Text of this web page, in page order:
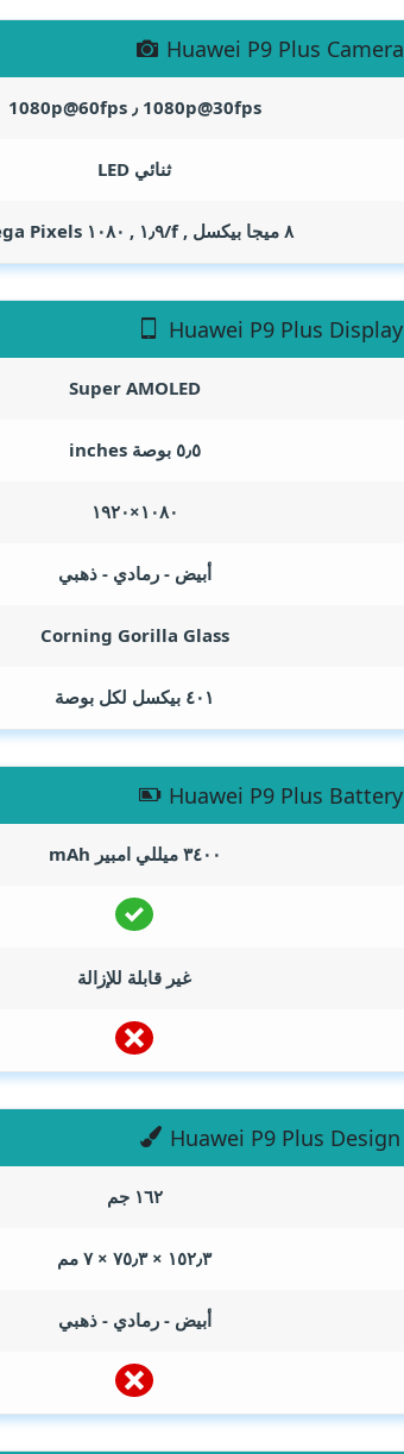
Huawei P9 Plus Camera
1080p@30fps ٫ 1080p@60fps
ثنائي LED
٨ ميجا بيكسل , f/١٫٩ , ١٠٨٠ Pixels
Huawei P9 Plus Display
Super AMOLED
٥٫٥ بوصة inches
١٠٨٠×١٩٢٠
أبيض - رمادي - ذهبي
Corning Gorilla Glass
٤٠١ بيكسل لكل بوصة
Huawei P9 Plus Battery
٣٤٠٠ ميللي امبير mAh
غير قابلة للإزالة
Huawei P9 Plus Design
١٦٢ جم
١٥٢٫٣ × ٧٥٫٣ × ٧ مم
أبيض - رمادي - ذهبي